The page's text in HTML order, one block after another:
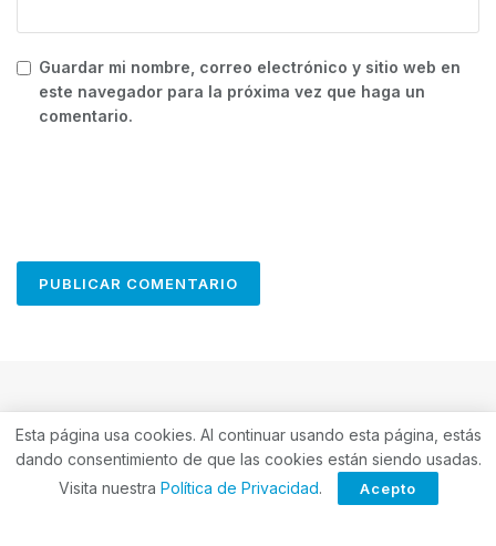
Guardar mi nombre, correo electrónico y sitio web en
este navegador para la próxima vez que haga un
comentario.
Esta página usa cookies. Al continuar usando esta página, estás
dando consentimiento de que las cookies están siendo usadas.
Visita nuestra Política de Privacidad. Acepto